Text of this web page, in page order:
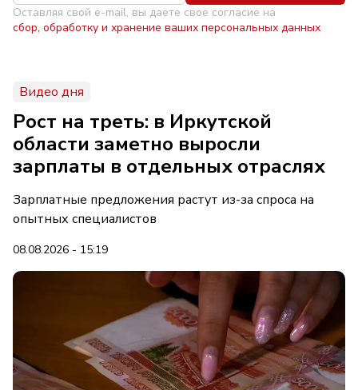
Оставляя свой e-mail, вы даете свое согласие на
сбор, обработку и хранение ваших персональных данных
Видео дня
Рост на треть: в Иркутской
области заметно выросли
зарплаты в отдельных отраслях
Зарплатные предложения растут из-за спроса на
опытных специалистов
08.08.2026 - 15:19